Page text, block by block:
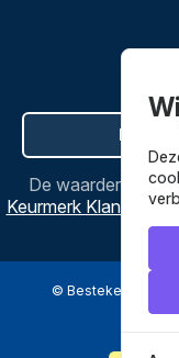
Hier de
De waardering
Keurmerk
©